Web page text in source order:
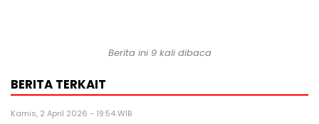
Berita ini 9 kali dibaca
BERITA TERKAIT
Kamis, 2 April 2026 - 19:54 WIB